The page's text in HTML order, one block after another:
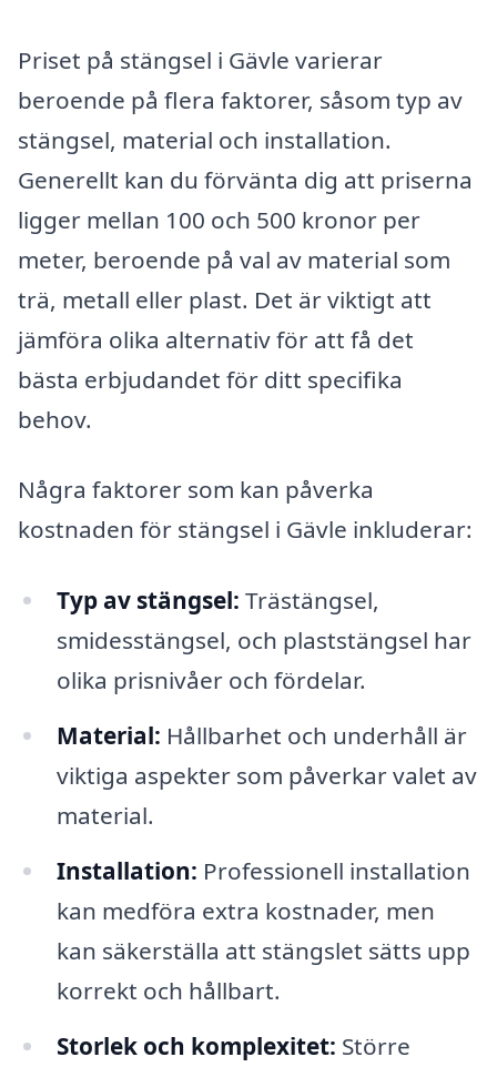
Priset på stängsel i Gävle varierar
beroende på flera faktorer, såsom typ av
stängsel, material och installation.
Generellt kan du förvänta dig att priserna
ligger mellan 100 och 500 kronor per
meter, beroende på val av material som
trä, metall eller plast. Det är viktigt att
jämföra olika alternativ för att få det
bästa erbjudandet för ditt specifika
behov.
Några faktorer som kan påverka
kostnaden för stängsel i Gävle inkluderar:
Typ av stängsel: Trästängsel,
smidesstängsel, och plaststängsel har
olika prisnivåer och fördelar.
Material: Hållbarhet och underhåll är
viktiga aspekter som påverkar valet av
material.
Installation: Professionell installation
kan medföra extra kostnader, men
kan säkerställa att stängslet sätts upp
korrekt och hållbart.
Storlek och komplexitet: Större